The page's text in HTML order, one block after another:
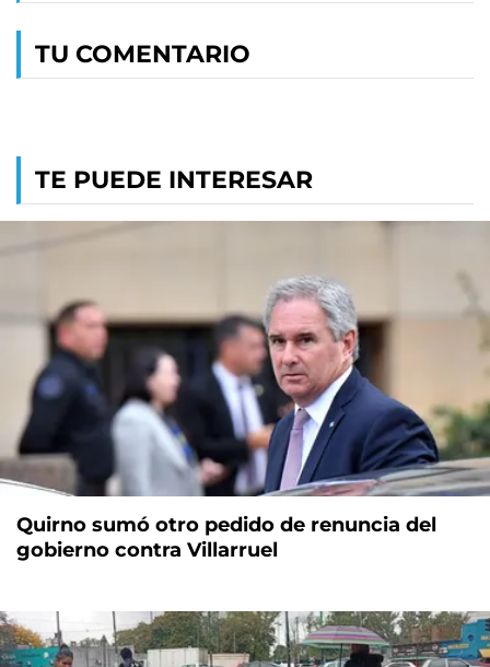
TU COMENTARIO
TE PUEDE INTERESAR
Quirno sumó otro pedido de renuncia del
gobierno contra Villarruel